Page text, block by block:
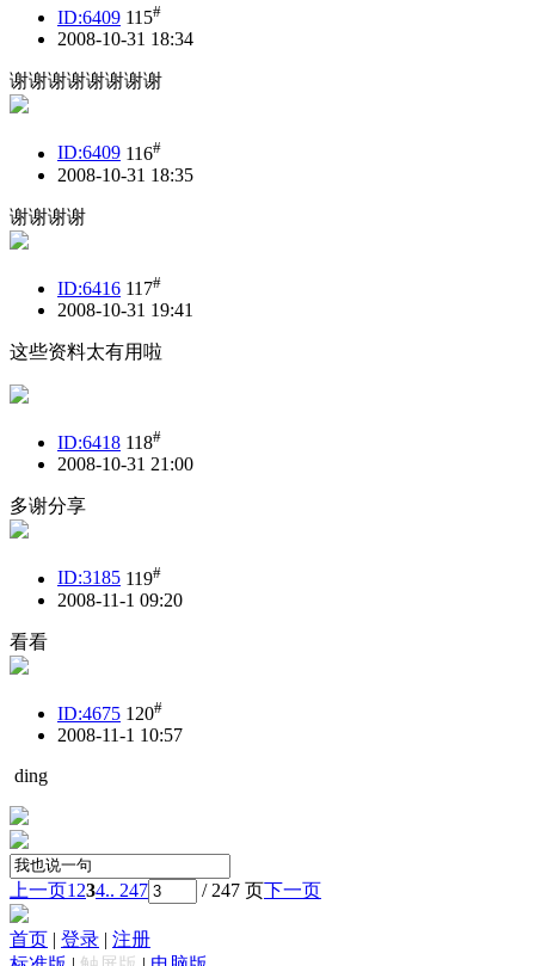
ID:6409 115#
2008-10-31 18:34
谢谢谢谢谢谢谢谢
ID:6409 116#
2008-10-31 18:35
谢谢谢谢
ID:6416 117#
2008-10-31 19:41
这些资料太有用啦
ID:6418 118#
2008-10-31 21:00
多谢分享
ID:3185 119#
2008-11-1 09:20
看看
ID:4675 120#
2008-11-1 10:57
ding
上一页1 234.. 247 / 247 页下一页
首页 | 登录 | 注册